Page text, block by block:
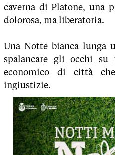
caverna di Platone, una
dolorosa, ma liberatoria.
Una Notte bianca lunga
spalancare gli occhi
economico di città
ingiustizie.